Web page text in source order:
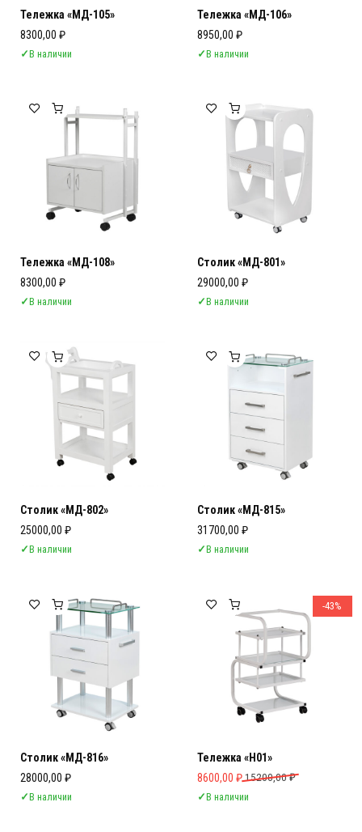
Тележка «МД-105»
8300,00 ₽
✓В наличии
Тележка «МД-106»
8950,00 ₽
✓В наличии
Тележка «МД-108»
8300,00 ₽
✓В наличии
Столик «МД-801»
29000,00 ₽
✓В наличии
Столик «МД-802»
25000,00 ₽
✓В наличии
Столик «МД-815»
31700,00 ₽
✓В наличии
Столик «МД-816»
28000,00 ₽
✓В наличии
-43%
Тележка «Н01»
15200,00₽
Первоначальная цена
8600,00 ₽
Текущая цена: 8600,00 ₽.
✓В наличии